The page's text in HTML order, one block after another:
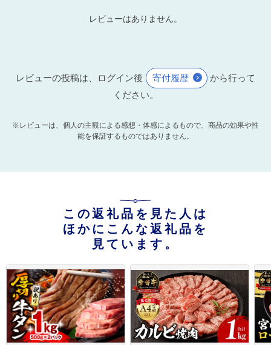
レビューはありません。
レビューの投稿は、ログイン後 寄付履歴
から行って
ください。
※レビューは、個人の主観による感想・体感によるもので、商品の効果や性
能を保証するものではありません。
この返礼品を見た人は
ほかにこんな返礼品を
見ています。